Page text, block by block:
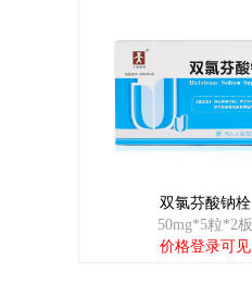
双氯芬酸钠栓
50mg*5粒*2板
价格登录可见